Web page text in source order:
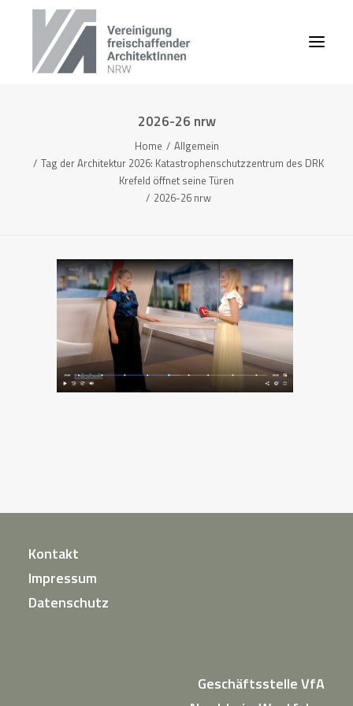
2026-26 nrw
Home
Allgemein
Tag der Architektur 2026: Katastrophenschutzzentrum des DRK
Krefeld öffnet seine Türen
2026-26 nrw
Kontakt
Impressum
Datenschutz
Geschäftsstelle VfA